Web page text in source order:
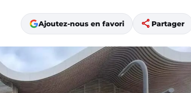
Ajoutez-nous en favori share Partager